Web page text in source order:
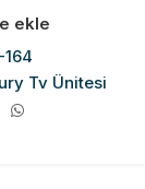
ekle
Tv Ünitesi